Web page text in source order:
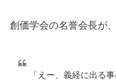
創価学会の名誉会長が、
「えー、義経に出る